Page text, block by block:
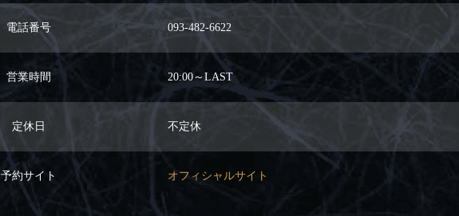
電話番号 093-482-6622
営業時間 20:00～LAST
定休日 不定休
予約サイト オフィシャルサイト